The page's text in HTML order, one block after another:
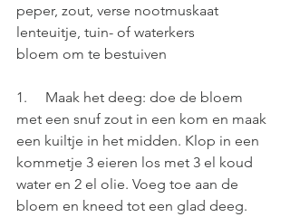
peper, zout, verse nootmuskaat
lenteuitje, tuin- of waterkers
bloem om te bestuiven
1.     Maak het deeg: doe de bloem
met een snuf zout in een kom en maak
een kuiltje in het midden. Klop in een
kommetje 3 eieren los met 3 el koud
water en 2 el olie. Voeg toe aan de
bloem en kneed tot een glad deeg.